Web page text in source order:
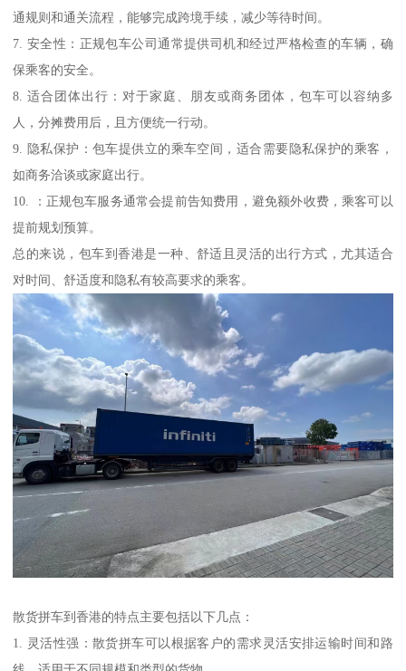
通规则和通关流程，能够完成跨境手续，减少等待时间。
7. 安全性：正规包车公司通常提供司机和经过严格检查的车辆，确
保乘客的安全。
8. 适合团体出行：对于家庭、朋友或商务团体，包车可以容纳多
人，分摊费用后，且方便统一行动。
9. 隐私保护：包车提供立的乘车空间，适合需要隐私保护的乘客，
如商务洽谈或家庭出行。
10. ：正规包车服务通常会提前告知费用，避免额外收费，乘客可以
提前规划预算。
总的来说，包车到香港是一种、舒适且灵活的出行方式，尤其适合
对时间、舒适度和隐私有较高要求的乘客。
散货拼车到香港的特点主要包括以下几点：
1. 灵活性强：散货拼车可以根据客户的需求灵活安排运输时间和路